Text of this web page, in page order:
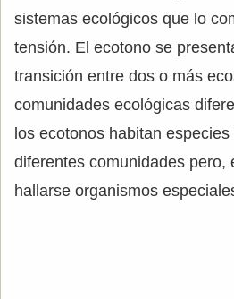
sistemas ecológicos que lo
tensión. El ecotono se
transición entre dos o más
comunidades ecológicas
los ecotonos habitan
diferentes comunidades pero,
hallarse organismos